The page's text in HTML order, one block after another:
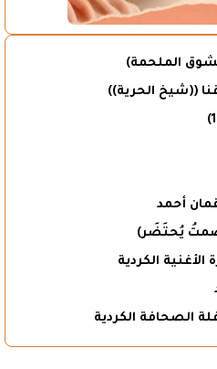
الملحمة)
((شيخ الحرية))
أحمد
يُحتَضَر)
الكردية
الصحافة الكردية